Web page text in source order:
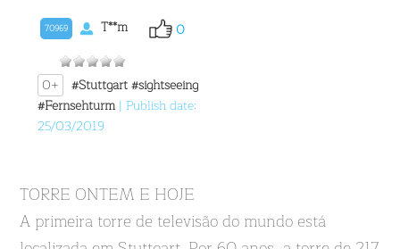
70969 T**m 0
0+ #Stuttgart#sightseeing
#Fernsehturm | Publish date:
25/03/2019
TORRE ONTEM E HOJE
A primeira torre de televisão do mundo está